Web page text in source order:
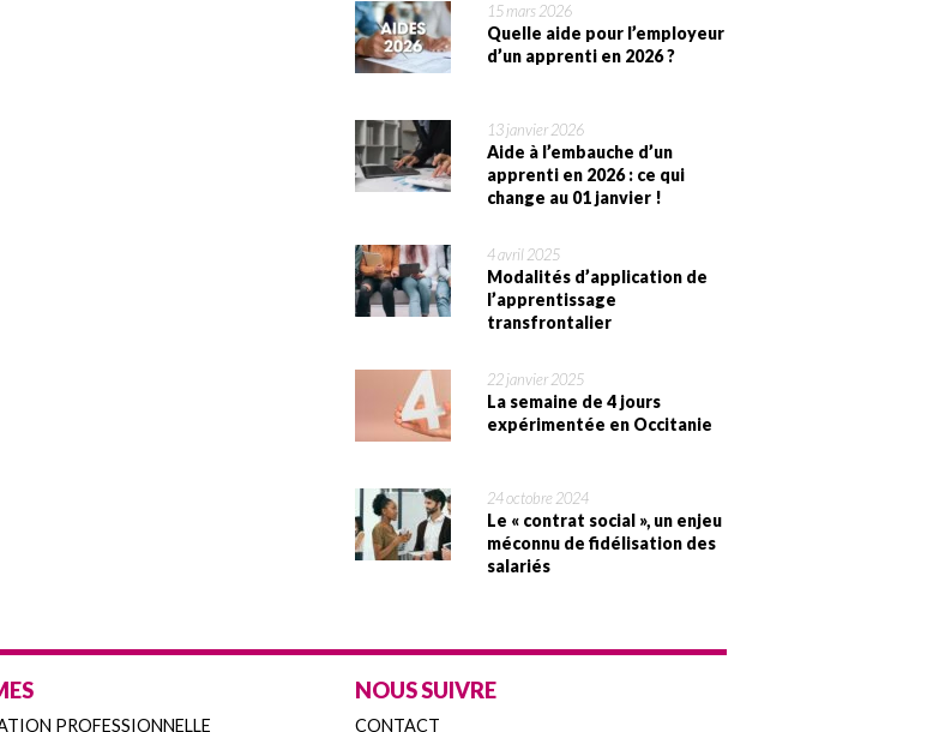
15 mars 2026
Quelle aide pour l’employeur
d’un apprenti en 2026 ?
13 janvier 2026
Aide à l’embauche d’un
apprenti en 2026 : ce qui
change au 01 janvier !
4 avril 2025
Modalités d’application de
l’apprentissage
transfrontalier
22 janvier 2025
La semaine de 4 jours
expérimentée en Occitanie
24 octobre 2024
Le « contrat social », un enjeu
méconnu de fidélisation des
salariés
PROFESSIONNELLE
NOUS SUIVRE
CONTACT